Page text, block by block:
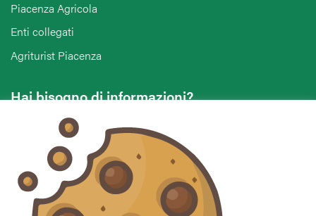
Piacenza Agricola
Enti collegati
Agriturist Piacenza
Hai bisogno di informazioni?
Vuoi contattarci per ricevere assistenza, lasciare un
commento o chiedere informazioni?
CONTATTACI